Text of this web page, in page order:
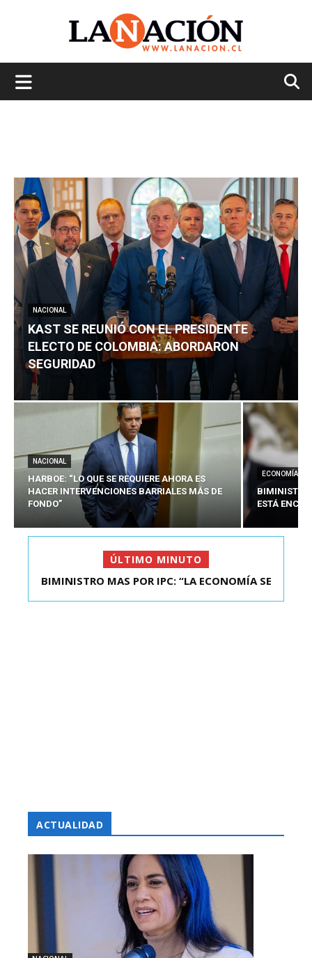
NACIONAL
KAST SE REUNIÓ CON EL PRESIDENTE
ELECTO DE COLOMBIA: ABORDARON
SEGURIDAD
NACIONAL
HARBOE: “LO QUE SE REQUIERE AHORA ES
HACER INTERVENCIONES BARRIALES MÁS DE
FONDO”
ECONOMÍA
BIMINISTRO
ESTÁ
ÚLTIMO MINUTO
KAST SE REUNIÓ CON EL PRESIDENTE ELECTO DE
BIMINISTRO MAS POR IPC: “LA ECONOMÍA SE
ACTUALIDAD